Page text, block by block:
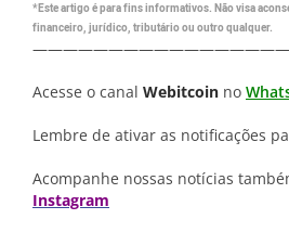
*Este artigo é para fins informativos. Não visa
financeiro, jurídico, tributário ou outro qualquer.
Acesse o canal Webitcoin no
Lembre de ativar as notificações
Acompanhe nossas notícias
Instagram